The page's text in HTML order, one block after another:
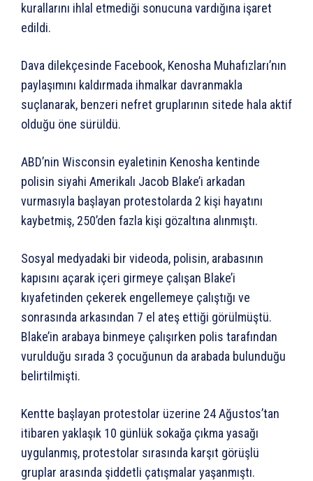
kurallarını ihlal etmediği sonucuna vardığına işaret
edildi.
Dava dilekçesinde Facebook, Kenosha Muhafızları’nın
paylaşımını kaldırmada ihmalkar davranmakla
suçlanarak, benzeri nefret gruplarının sitede hala aktif
olduğu öne sürüldü.
ABD’nin Wisconsin eyaletinin Kenosha kentinde
polisin siyahi Amerikalı Jacob Blake’i arkadan
vurmasıyla başlayan protestolarda 2 kişi hayatını
kaybetmiş, 250’den fazla kişi gözaltına alınmıştı.
Sosyal medyadaki bir videoda, polisin, arabasının
kapısını açarak içeri girmeye çalışan Blake’i
kıyafetinden çekerek engellemeye çalıştığı ve
sonrasında arkasından 7 el ateş ettiği görülmüştü.
Blake’in arabaya binmeye çalışırken polis tarafından
vurulduğu sırada 3 çocuğunun da arabada bulunduğu
belirtilmişti.
Kentte başlayan protestolar üzerine 24 Ağustos’tan
itibaren yaklaşık 10 günlük sokağa çıkma yasağı
uygulanmış, protestolar sırasında karşıt görüşlü
gruplar arasında şiddetli çatışmalar yaşanmıştı.